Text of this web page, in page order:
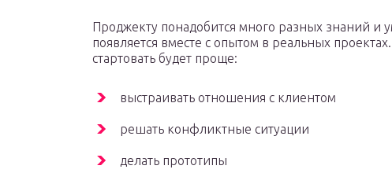
Проджекту понадобится много разных знаний и
появляется вместе с опытом в реальных
стартовать будет проще:
выстраивать отношения с клиентом
решать конфликтные ситуации
делать прототипы